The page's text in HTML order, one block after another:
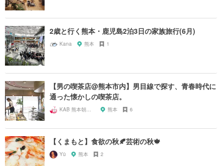
2歳と行く熊本・鹿児島2泊3日の家族旅行(6月)
Kana 熊本 1
【男の喫茶店@熊本市内】男目線で探す、青春時代に
通った懐かしの喫茶店。
熊本 6
【くまもと】食欲の秋🍂芸術の秋🍁
Yü 熊本 2